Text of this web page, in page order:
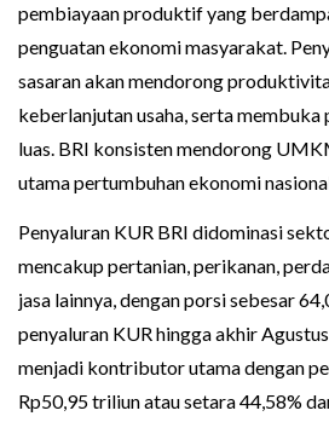
pembiayaan produktif yang
penguatan ekonomi masyarakat.
sasaran akan mendorong
keberlanjutan usaha, serta membuka
luas. BRI konsisten mendorong
utama pertumbuhan ekonomi
Penyaluran KUR BRI didominasi
mencakup pertanian, perikanan,
jasa lainnya, dengan porsi sebesar
penyaluran KUR hingga akhir
menjadi kontributor utama dengan
Rp50,95 triliun atau setara 44,58%